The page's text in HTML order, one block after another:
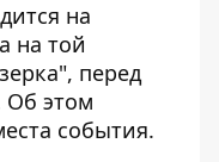
на
на той
перед
Об этом
события.